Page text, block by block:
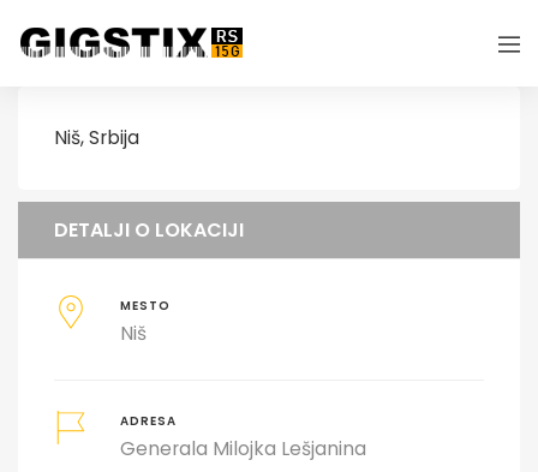
Niš, Srbija
DETALJI O LOKACIJI
MESTO
Niš
ADRESA
Generala Milojka Lešjanina